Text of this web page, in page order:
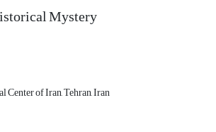
Mystery
Center of Iran, Tehran, Iran